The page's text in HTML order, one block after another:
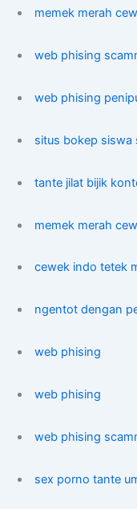
memek merah
web phising
web phising
situs bokep siswa
tante jilat bijik
memek merah
cewek indo tetek
ngentot dengan
web phising
web phising
web phising
sex porno tante